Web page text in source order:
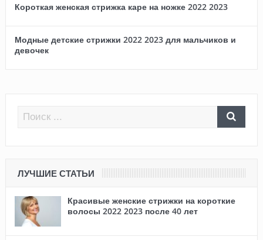
Короткая женская стрижка каре на ножке 2022 2023
Модные детские стрижки 2022 2023 для мальчиков и
девочек
ЛУЧШИЕ СТАТЬИ
Красивые женские стрижки на короткие
волосы 2022 2023 после 40 лет